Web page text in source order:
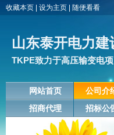
收藏本页 设为主页 随便看看
山东泰开电力建
TKPE致力于高压输变电
网站首页 公司介
招商代理
招标公